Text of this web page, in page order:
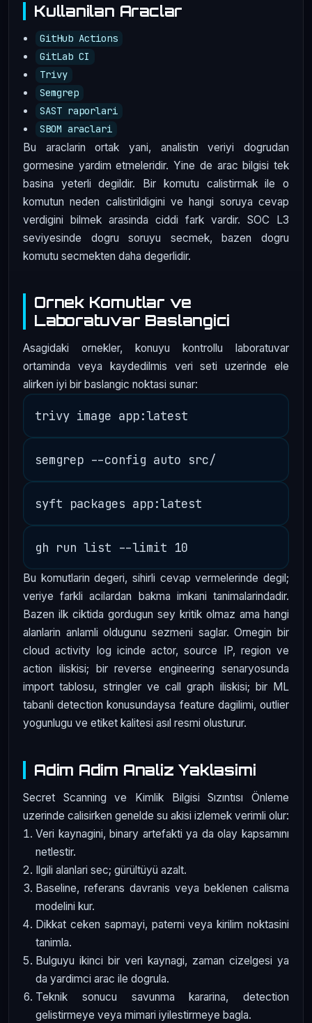
Kullanilan Araclar
GitHub Actions
GitLab CI
Trivy
Semgrep
SAST raporlari
SBOM araclari
Bu araclarin ortak yani, analistin veriyi dogrudan
gormesine yardim etmeleridir. Yine de arac bilgisi tek
basina yeterli degildir. Bir komutu calistirmak ile o
komutun neden calistirildigini ve hangi soruya cevap
verdigini bilmek arasinda ciddi fark vardir. SOC L3
seviyesinde dogru soruyu secmek, bazen dogru
komutu secmekten daha degerlidir.
Ornek Komutlar ve
Laboratuvar Baslangici
Asagidaki ornekler, konuyu kontrollu laboratuvar
ortaminda veya kaydedilmis veri seti uzerinde ele
alirken iyi bir baslangic noktasi sunar:
Bu komutlarin degeri, sihirli cevap vermelerinde degil;
veriye farkli acilardan bakma imkani tanimalarindadir.
Bazen ilk ciktida gordugun sey kritik olmaz ama hangi
alanlarin anlamli oldugunu sezmeni saglar. Ornegin bir
cloud activity log icinde actor, source IP, region ve
action iliskisi; bir reverse engineering senaryosunda
import tablosu, stringler ve call graph iliskisi; bir ML
tabanli detection konusundaysa feature dagilimi, outlier
yogunlugu ve etiket kalitesi asıl resmi olusturur.
Adim Adim Analiz Yaklasimi
Secret Scanning ve Kimlik Bilgisi Sızıntısı Önleme
uzerinde calisirken genelde su akisi izlemek verimli olur:
Veri kaynagini, binary artefakti ya da olay kapsamını
netlestir.
Ilgili alanlari sec; gürültüyü azalt.
Baseline, referans davranis veya beklenen calisma
modelini kur.
Dikkat ceken sapmayi, paterni veya kirilim noktasini
tanimla.
Bulguyu ikinci bir veri kaynagi, zaman cizelgesi ya
da yardimci arac ile dogrula.
Teknik sonucu savunma kararina, detection
gelistirmeye veya mimari iyilestirmeye bagla.